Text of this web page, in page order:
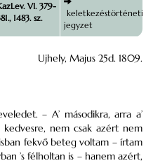
VI. 379-
1483. sz.
keletkezéstörténeti
jegyzet
Ujhely, Majus 25d. 1809.
– A’ másodikra, arra a’
nem csak azért nem
fekvő beteg voltam – írtam
’s félholtan is – hanem azért,